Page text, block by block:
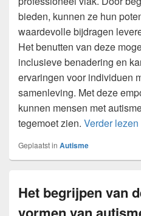
bieden, kunnen ze hun
waardevolle bijdragen
Het benutten van deze
inclusieve benadering en
ervaringen voor individuen
samenleving. Met deze
kunnen mensen met
tegemoet zien. Verder lezen
Geplaatst in Autisme
Het begrijpen van